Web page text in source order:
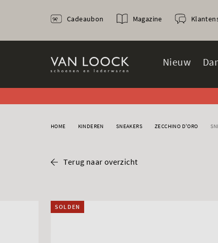
Nieuw
Cadeaubon Magazine
HOME KINDEREN SNEAKERS ZECCHINO D'ORO
Terug naar overzicht
SOLDEN